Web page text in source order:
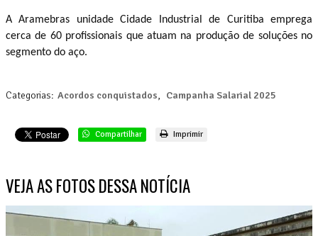
A Aramebras unidade Cidade Industrial de Curitiba emprega
cerca de 60 profissionais que atuam na produção de soluções no
segmento do aço.
Categorias: Acordos conquistados, Campanha Salarial 2025
Compartilhar Imprimir
VEJA AS FOTOS DESSA NOTÍCIA